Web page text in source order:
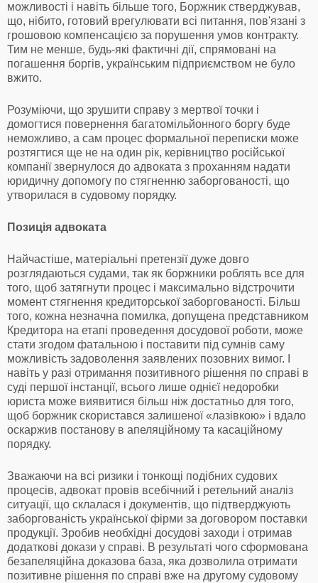
можливості і навіть більше того, Боржник стверджував,
що, нібито, готовий врегулювати всі питання, пов'язані з
грошовою компенсацією за порушення умов контракту.
Тим не менше, будь-які фактичні дії, спрямовані на
погашення боргів, українським підприємством не було
вжито.
Розуміючи, що зрушити справу з мертвої точки і
домогтися повернення багатомільйонного боргу буде
неможливо, а сам процес формальної переписки може
розтягтися ще не на один рік, керівництво російської
компанії звернулося до адвоката з проханням надати
юридичну допомогу по стягненню заборгованості, що
утворилася в судовому порядку.
Позиція адвоката
Найчастіше, матеріальні претензії дуже довго
розглядаються судами, так як боржники роблять все для
того, щоб затягнути процес і максимально відстрочити
момент стягнення кредиторської заборгованості. Більш
того, кожна незначна помилка, допущена представником
Кредитора на етапі проведення досудової роботи, може
стати згодом фатальною і поставити під сумнів саму
можливість задоволення заявлених позовних вимог. І
навіть у разі отримання позитивного рішення по справі в
суді першої інстанції, всього лише однієї недоробки
юриста може виявитися більш ніж достатньо для того,
щоб боржник скористався залишеної «лазівкою» і вдало
оскаржив постанову в апеляційному та касаційному
порядку.
Зважаючи на всі ризики і тонкощі подібних судових
процесів, адвокат провів всебічний і ретельний аналіз
ситуації, що склалася і документів, що підтверджують
заборгованість української фірми за договором поставки
продукції. Зробив необхідні досудові заходи і отримав
додаткові докази у справі. В результаті чого сформована
безапеляційна доказова база, яка дозволила отримати
позитивне рішення по справі вже на другому судовому